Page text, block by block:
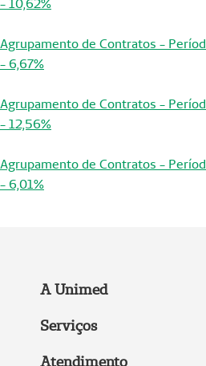
- 10,62%
Agrupamento de Contratos -
- 6,67%
Agrupamento de Contratos -
- 12,56%
Agrupamento de Contratos -
- 6,01%
A Unimed
Serviços
Atendimento